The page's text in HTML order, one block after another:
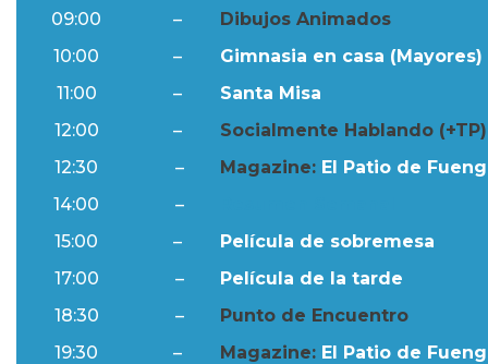
09:00
–
Dibujos Animados
10:00
–
Gimnasia en casa (Mayores)
11:00
–
Santa Misa
12:00
–
Socialmente Hablando (+TP)
12:30
– Magazine: El Patio de
14:00
–
15:00
–
Película de sobremesa
17:00
–
Película de la tarde
18:30
–
Punto de Encuentro
19:30
– Magazine: El Patio de